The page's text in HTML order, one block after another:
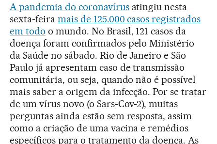
A pandemia do coronavírusatingiu nesta
sexta-feira mais de 125.000 casos registrados
em todo o mundo. No Brasil, 121 casos da
doença foram confirmados pelo Ministério
da Saúde no sábado. Rio de Janeiro e São
Paulo já apresentam caso de transmissão
comunitária, ou seja, quando não é possível
mais saber a origem da infecção. Por se tratar
de um vírus novo (o Sars-Cov-2), muitas
perguntas ainda estão sem resposta, assim
como a criação de uma vacina e remédios
específicos para o tratamento da doença. As